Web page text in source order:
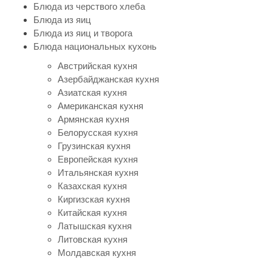
Блюда из черствого хлеба
Блюда из яиц
Блюда из яиц и творога
Блюда национальных кухонь
Австрийская кухня
Азербайджанская кухня
Азиатская кухня
Американская кухня
Армянская кухня
Белорусская кухня
Грузинская кухня
Европейская кухня
Итальянская кухня
Казахская кухня
Киргизская кухня
Китайская кухня
Латышская кухня
Литовская кухня
Молдавская кухня